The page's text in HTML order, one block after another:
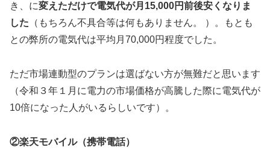
き、に変えただけで電気代が月 15,000円前後安くなりま
した （もちろん不具合等は何もありません。 ）。もとも
との弊所の電気代は平均月70,000円程度でした。
ただ市場連動型のプランは選ばない方が無難だと思います
（令和３年１月に電力の市場価格が高騰した際に電気代が
10倍になった人がいるらしいです）。
②楽天モバイル（携帯電話）